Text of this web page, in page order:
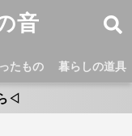
音
たもの 暮らしの道具
◁